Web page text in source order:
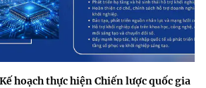
hoạch thực hiện Chiến lược quốc gia